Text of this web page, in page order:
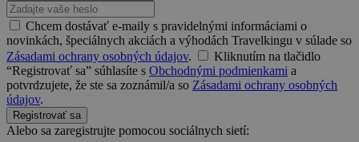
Chcem dostávať e-maily s pravidelnými informáciami o
novinkách, špeciálnych akciách a výhodách Travelkingu v súlade so
Zásadami ochrany osobných údajov.
Kliknutím na tlačidlo
“Registrovať sa” súhlasíte s Obchodnými podmienkami a
potvrdzujete, že ste sa zoznámil/a so Zásadami ochrany osobných
údajov.
Registrovať sa
Alebo sa zaregistrujte pomocou sociálnych sietí: